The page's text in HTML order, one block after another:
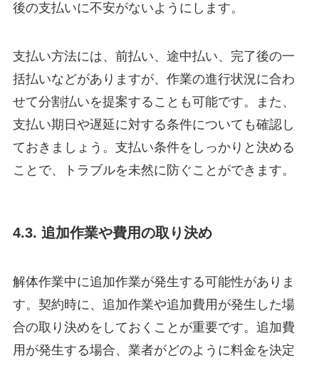
後の支払いに不安がないようにします。
支払い方法には、前払い、途中払い、完了後の一
括払いなどがありますが、作業の進行状況に合わ
せて分割払いを提案することも可能です。また、
支払い期日や遅延に対する条件についても確認し
ておきましょう。支払い条件をしっかりと決める
ことで、トラブルを未然に防ぐことができます。
4.3. 追加作業や費用の取り決め
解体作業中に追加作業が発生する可能性がありま
す。契約時に、追加作業や追加費用が発生した場
合の取り決めをしておくことが重要です。追加費
用が発生する場合、業者がどのように料金を決定